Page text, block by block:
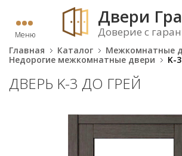
Меню
Двери
Доверие с
Главная Каталог
Межкомнатные
Недорогие межкомнатные двери
K-
ДВЕРЬ K-3 ДО ГРЕЙ